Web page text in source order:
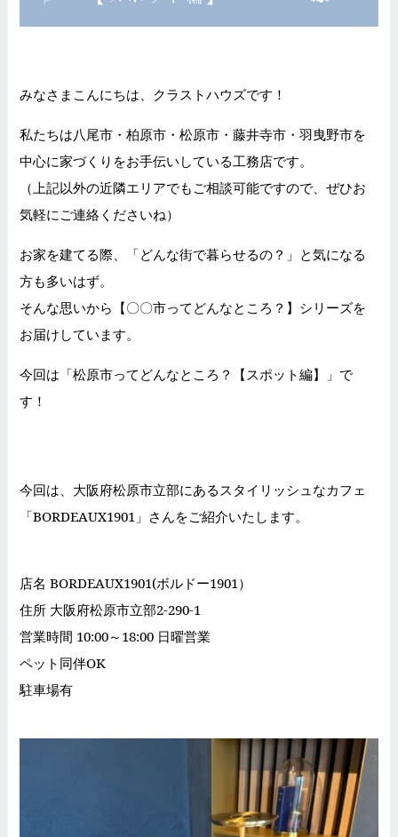
みなさまこんにちは、クラストハウズです！
私たちは八尾市・柏原市・松原市・藤井寺市・羽曳野市を
中心に家づくりをお手伝いしている工務店です。
（上記以外の近隣エリアでもご相談可能ですので、ぜひお
気軽にご連絡くださいね）
お家を建てる際、「どんな街で暮らせるの？」と気になる
方も多いはず。
そんな思いから【〇〇市ってどんなところ？】シリーズを
お届けしています。
今回は「松原市ってどんなところ？【スポット編】」で
す！
今回は、大阪府松原市立部にあるスタイリッシュなカフェ
「BORDEAUX1901」さんをご紹介いたします。
店名 BORDEAUX1901(ボルドー1901）
住所 大阪府松原市立部2-290-1
営業時間 10:00～18:00 日曜営業
ペット同伴OK
駐車場有